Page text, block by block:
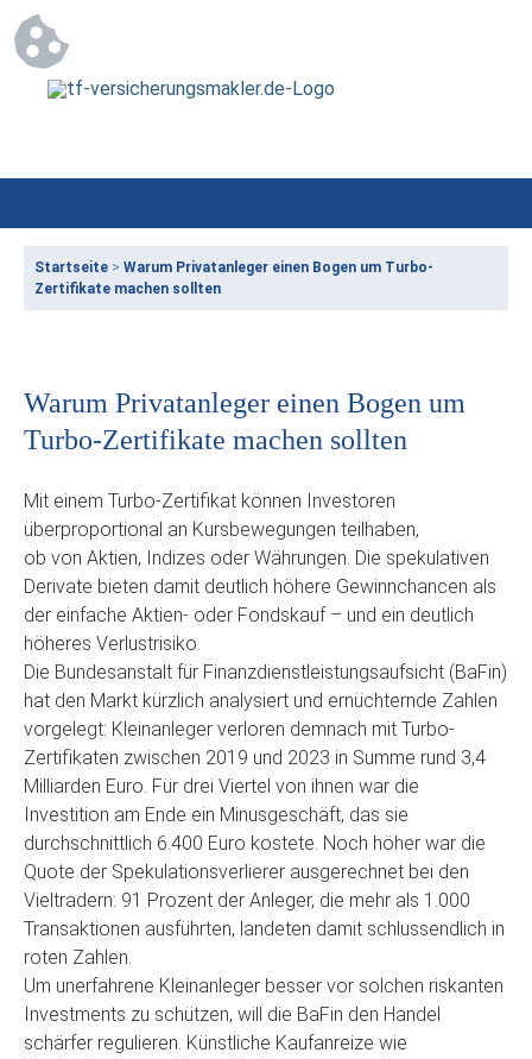
Startseite > Warum Privatanleger einen Bogen um Turbo-
Zertifikate machen sollten
Warum Privatanleger einen Bogen um
Turbo-Zertifikate machen sollten
Mit einem Turbo-Zertifikat können Investoren
überproportional an Kursbewegungen teilhaben,
ob von Aktien, Indizes oder Währungen. Die spekulativen
Derivate bieten damit deutlich höhere Gewinnchancen als
der einfache Aktien- oder Fondskauf – und ein deutlich
höheres Verlustrisiko.
Die Bundesanstalt für Finanzdienstleistungsaufsicht (BaFin)
hat den Markt kürzlich analysiert und ernüchternde Zahlen
vorgelegt: Kleinanleger verloren demnach mit Turbo-
Zertifikaten zwischen 2019 und 2023 in Summe rund 3,4
Milliarden Euro. Für drei Viertel von ihnen war die
Investition am Ende ein Minusgeschäft, das sie
durchschnittlich 6.400 Euro kostete. Noch höher war die
Quote der Spekulationsverlierer ausgerechnet bei den
Vieltradern: 91 Prozent der Anleger, die mehr als 1.000
Transaktionen ausführten, landeten damit schlussendlich in
roten Zahlen.
Um unerfahrene Kleinanleger besser vor solchen riskanten
Investments zu schützen, will die BaFin den Handel
schärfer regulieren. Künstliche Kaufanreize wie